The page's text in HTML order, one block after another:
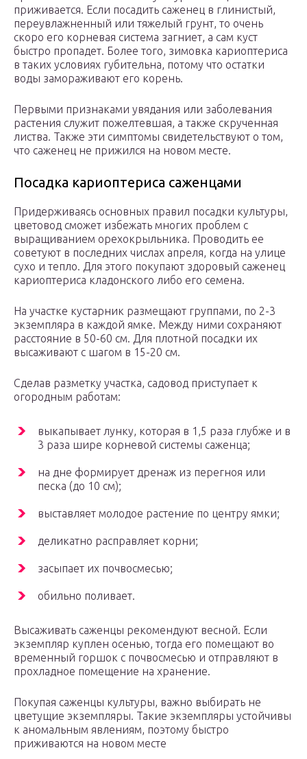
приживается. Если посадить саженец в глинистый,
переувлажненный или тяжелый грунт, то очень
скоро его корневая система загниет, а сам куст
быстро пропадет. Более того, зимовка кариоптериса
в таких условиях губительна, потому что остатки
воды замораживают его корень.
Первыми признаками увядания или заболевания
растения служит пожелтевшая, а также скрученная
листва. Также эти симптомы свидетельствуют о том,
что саженец не прижился на новом месте.
Посадка кариоптериса саженцами
Придерживаясь основных правил посадки культуры,
цветовод сможет избежать многих проблем с
выращиванием орехокрыльника. Проводить ее
советуют в последних числах апреля, когда на улице
сухо и тепло. Для этого покупают здоровый саженец
кариоптериса кладонского либо его семена.
На участке кустарник размещают группами, по 2-3
экземпляра в каждой ямке. Между ними сохраняют
расстояние в 50-60 см. Для плотной посадки их
высаживают с шагом в 15-20 см.
Сделав разметку участка, садовод приступает к
огородным работам:
выкапывает лунку, которая в 1,5 раза глубже и в
3 раза шире корневой системы саженца;
на дне формирует дренаж из перегноя или
песка (до 10 см);
выставляет молодое растение по центру ямки;
деликатно расправляет корни;
засыпает их почвосмесью;
обильно поливает.
Высаживать саженцы рекомендуют весной. Если
экземпляр куплен осенью, тогда его помещают во
временный горшок с почвосмесью и отправляют в
прохладное помещение на хранение.
Покупая саженцы культуры, важно выбирать не
цветущие экземпляры. Такие экземпляры устойчивы
к аномальным явлениям, поэтому быстро
приживаются на новом месте